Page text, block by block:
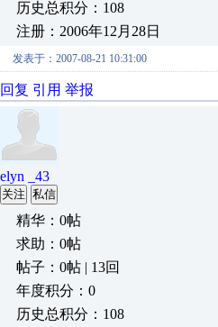
历史总积分：108
注册：2006年12月28日
发表于：2007-08-21 10:31:00
回复 引用 举报
elyn _43
关注 私信
精华：0帖
求助：0帖
帖子：0帖 | 13回
年度积分：0
历史总积分：108